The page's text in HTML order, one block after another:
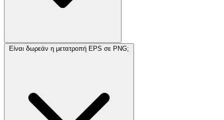
Είναι δωρεάν η μετατροπή EPS σε PNG;